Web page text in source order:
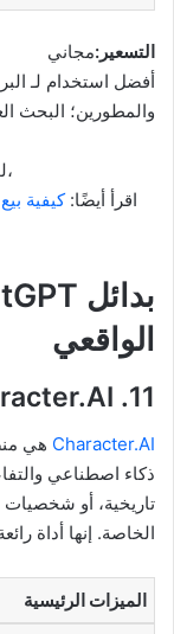
التسعير:مجاني
أفضل استخدام لـ
والمطورين؛ البحث
لو حابب تعرف طريقة ثانية لزيادة دخلك السلبي،
اقرأ أيضًا:كيفية
الواقعي
11. Character.AI
Character.AI هي
ذكاء اصطناعي
تاريخية، أو
الخاصة. إنها أداة
الميزات الرئيسية